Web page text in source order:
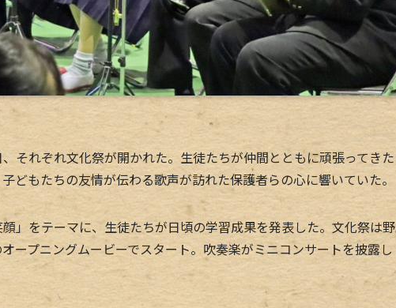
それぞれ文化祭が開かれた。生徒たちが仲間とともに頑張ってきた
どもたちの友情が伝わる歌声が訪れた保護者らの心に響いていた。
」をテーマに、生徒たちが日頃の学習成果を発表した。文化祭は野
ープニングムービーでスタート。吹奏楽がミニコンサートを披露し